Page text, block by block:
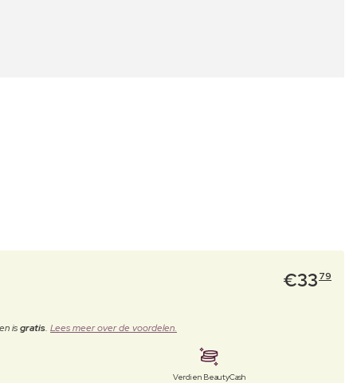
€33 79
isgratis. Lees meer over de voordelen.
Verdien BeautyCash